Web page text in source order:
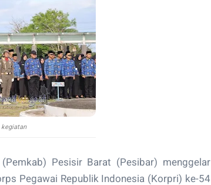
Pesisir Barat (Pesibar) menggelar
Pegawai Republik Indonesia (Korpri) ke-54